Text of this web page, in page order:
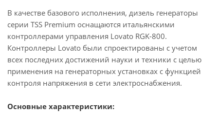
В качестве базового исполнения, дизель генераторы
серии TSS Premium оснащаются итальянскими
контроллерами управления Lovato RGK-800.
Контроллеры Lovato были спроектированы с учетом
всех последних достижений науки и техники с целью
применения на генераторных установках с функцией
контроля напряжения в сети электроснабжения.
Основные характеристики: